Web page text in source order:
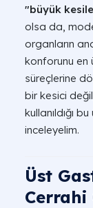
"büyük
olsa da,
organların
konforunu en
süreçlerine
bir kesici
kullanıldığı
inceleyelim.
Üst
Cerrahi